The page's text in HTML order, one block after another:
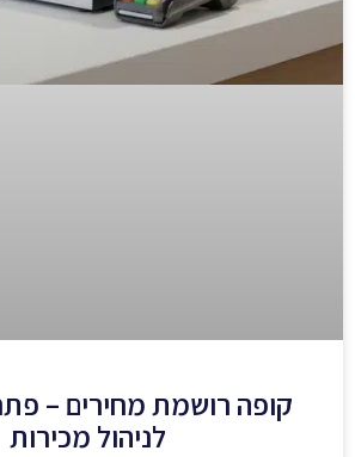
קופה רושמת מחירים –
לניהול מכירות